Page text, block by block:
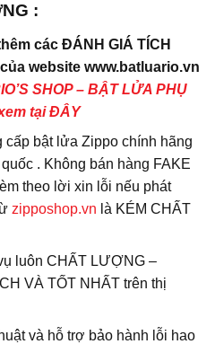
:
các ĐÁNH GIÁ TÍCH
website www.batluario.vn
SHOP – BẬT LỬA PHỤ
tại ĐÂY
cấp bật lửa Zippo chính hãng
. Không bán hàng FAKE
theo lời xin lỗi nếu phát
zipposhop.vn là KÉM CHẤT
luôn CHẤT LƯỢNG –
VÀ TỐT NHẤT trên thị
và hỗ trợ bảo hành lỗi hao